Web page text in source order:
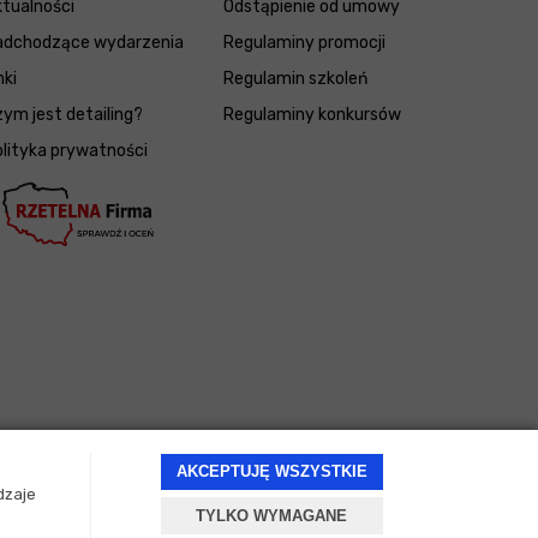
AKCEPTUJĘ WSZYSTKIE
TYLKO WYMAGANE
wydarzenia
jest detailing?
prywatności
Odstąpienie od umowy
Regulaminy promocji
Regulamin szkoleń
Regulaminy konkursów